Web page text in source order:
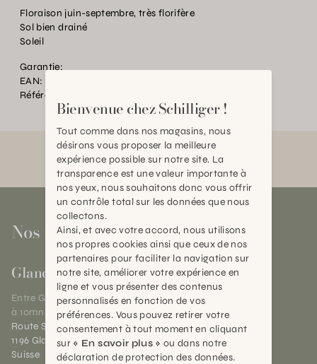
Floraison juin-septembre, très florifère
Sol bien drainé
Soleil
Garantie:
EAN:
Référence:
Nos magasins
Gland
Entre Genève et Lausanne,
à 10mn de Nyon
Route Suisse 40
1196 Gland (VD)
Suisse
Bienvenue chez Schilliger !
Tout comme dans nos magasins, nous
désirons vous proposer la meilleure
expérience possible sur notre site. La
transparence est une valeur importante à
nos yeux, nous souhaitons donc vous offrir
un contrôle total sur les données que nous
collectons.
Ainsi, et avec votre accord, nous utilisons
nos propres cookies ainsi que ceux de nos
partenaires pour faciliter la navigation sur
notre site, améliorer votre expérience en
ligne et vous présenter des contenus
personnalisés en fonction de vos
préférences. Vous pouvez retirer votre
consentement à tout moment en cliquant
sur « En savoir plus » ou dans notre
déclaration de protection des données.